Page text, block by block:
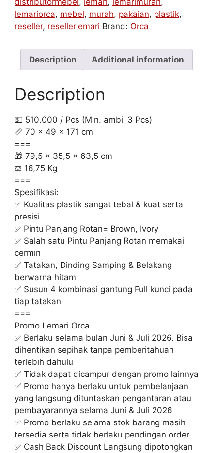
distributormebel , lemari, lemarimurah,
lemariorca, mebel, murah, pakaian, plastik,
reseller, resellerlemari Brand: Orca
Description Additional information
Description
💵 510.000 / Pcs (Min. ambil 3 Pcs)
📏 70 x 49 x 171 cm
===
🎁 79,5 x 35,5 x 63,5 cm
⚖️ 16,75 Kg
===
Spesifikasi:
✅ Kualitas plastik sangat tebal & kuat serta
presisi
✅ Pintu Panjang Rotan= Brown, Ivory
✅ Salah satu Pintu Panjang Rotan memakai
cermin
✅ Tatakan, Dinding Samping & Belakang
berwarna hitam
✅ Susun 4 kombinasi gantung Full kunci pada
tiap tatakan
===
Promo Lemari Orca
✅ Berlaku selama bulan Juni & Juli 2026. Bisa
dihentikan sepihak tanpa pemberitahuan
terlebih dahulu
✅ Tidak dapat dicampur dengan promo lainnya
✅ Promo hanya berlaku untuk pembelanjaan
yang langsung dituntaskan pengantaran atau
pembayarannya selama Juni & Juli 2026
✅ Promo berlaku selama stok barang masih
tersedia serta tidak berlaku pendingan order
✅ Cash Back Discount Langsung dipotongkan